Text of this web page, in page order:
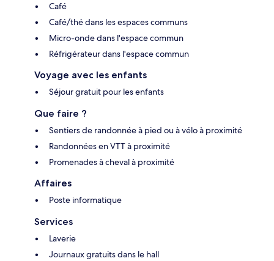
Café
Café/thé dans les espaces communs
Micro-onde dans l'espace commun
Réfrigérateur dans l'espace commun
Voyage avec les enfants
Séjour gratuit pour les enfants
Que faire ?
Sentiers de randonnée à pied ou à vélo à proximité
Randonnées en VTT à proximité
Promenades à cheval à proximité
Affaires
Poste informatique
Services
Laverie
Journaux gratuits dans le hall